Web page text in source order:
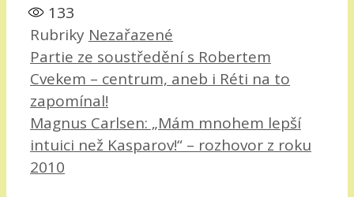
133
Rubriky Nezařazené
Partie ze soustředění s Robertem
Cvekem – centrum, aneb i Réti na to
zapomínal!
Magnus Carlsen: „Mám mnohem lepší
intuici než Kasparov!“ – rozhovor z roku
2010